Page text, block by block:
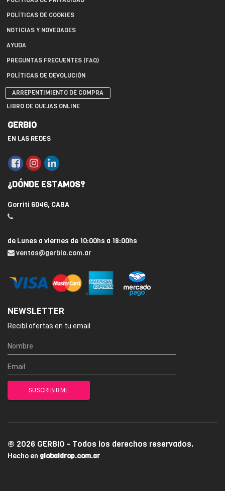
POLÍTICAS DE COOKIES
NOTICIAS Y NOVEDADES
AYUDA
PREGUNTAS FRECUENTES (FAQ)
POLÍTICAS DE DEVOLUCIÓN
ARREPENTIMIENTO DE COMPRA
LIBRO DE QUEJAS ONLINE
GERBIO
EN LAS REDES
¿DÓNDE ESTAMOS?
Gorriti 6046, CABA
de Lunes a viernes de 10:00hs a 18:00hs
ventas@gerbio.com.ar
NEWSLETTER
Recibí ofertas en tu email
© 2026 GERBIO - Todos los derechos reservados.
Hecho en globaldrop.com.ar